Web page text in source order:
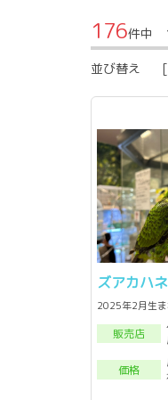
176件中
並び替え [
ズアカハ
2025年2月生
販売店
価格